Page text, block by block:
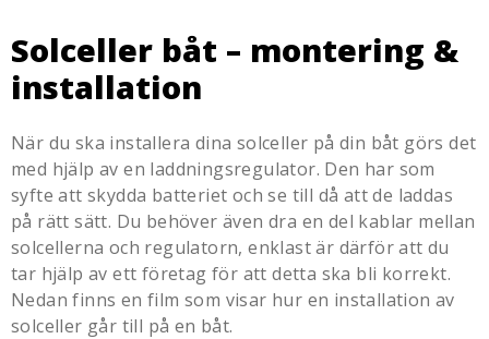
Solceller båt – montering &
installation
När du ska installera dina solceller på din båt görs det
med hjälp av en laddningsregulator. Den har som
syfte att skydda batteriet och se till då att de laddas
på rätt sätt. Du behöver även dra en del kablar mellan
solcellerna och regulatorn, enklast är därför att du
tar hjälp av ett företag för att detta ska bli korrekt.
Nedan finns en film som visar hur en installation av
solceller går till på en båt.